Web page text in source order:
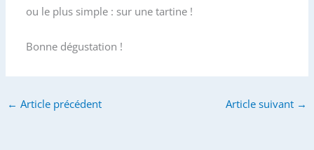
ou le plus simple : sur une tartine !
Bonne dégustation !
← Article précédent Article suivant →